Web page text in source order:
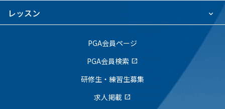
レッスン
PGA会員ページ
PGA会員検索 open_in_new
研修生・練習生募集
求人掲載 open_in_new